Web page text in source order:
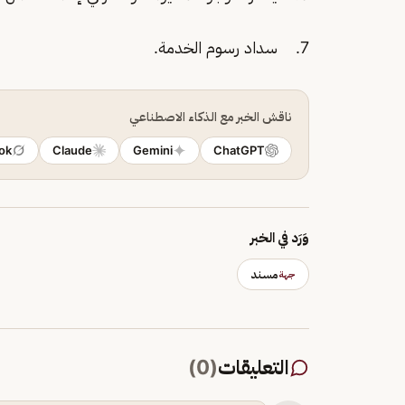
7. سداد رسوم الخدمة.
ناقش الخبر مع الذكاء الاصطناعي
ChatGPT
Gemini
Claude
وَرَد في الخبر
جهةمسند
التعليقات(
0
)